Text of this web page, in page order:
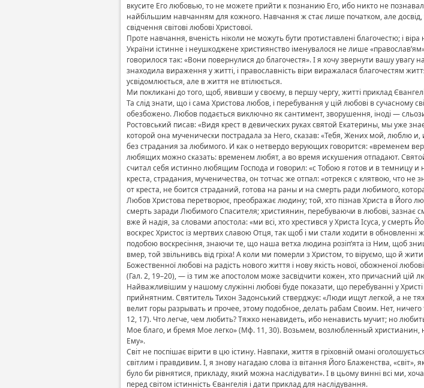
вкусите Его любовью, то не можете прийти к познанию Его, ибо никто не познавал
найбільшим навчанням для кожного. Навчання ж стає лише початком, але
свідчення світові любові Христової.
Проте навчання, вченість ніколи не можуть бути протиставлені благочестю; і віра
України істинне і неушкоджене християнство іменувалося не лише
говорилося так: «Вони повернулися до благочестя». І я хочу звернути вашу
знаходила вираження у житті, і православність віри виражалася благочестям
усвідомлюється, але в життя не втілюється.
Ми покликані до того, щоб, явивши у своєму, в першу чергу, житті приклад
Та слід знати, що і сама Христова любов, і перебування у цій любові в сучасному
обезбожено. Любов подається виключно як сантимент, зворушення, іноді —
Ростовський писав: «Видя крест в девических руках святой Екатерины, мы уже
которой она мученически пострадала за Него, сказав: «Тебя, Жених мой, люблю
без страдания за любимого. И как о нетвердо верующих говорится: «временем
любящих можно сказать: временем любят, а во время искушения отпадают.
считал себя истинно любящим Господа и говорил: «с Тобою я готов и в темницу
креста, страдания, мученичества, он тотчас же отпал: «отрекся с клятвою, что
от креста, не боится страданий, готова на раны и на смерть ради любимого,
Любов Христова перетворює, преображає людину; той, хто пізнав Христа в Його
смерть заради Любимого Спасителя; християнин, перебуваючи в любові, зазнає
вже й надія, за словами апостола: «ми всі, хто хрестився у Христа Ісуса, у
воскрес Христос із мертвих славою Отця, так щоб і ми стали ходити в обновленні
подобою воскресіння, знаючи те, що наша ветха людина розіп’ята із Ним, щоб
вмер, той звільнивсь від гріха! А коли ми померли з Христом, то віруємо, що й
Божественної любові на радість нового життя і нову якість нової, обожненої
(Гал. 2, 19–20), — із тим же апостолом може засвідчити кожен, хто причасний цій
Найважливішим у нашому служінні любові буде показати, що перебуванні у
прийнятним. Святитель Тихон Задонський стверджує: «Люди ищут легкой, а не
велит горы разрывать и прочее, этому подобное, делать рабам Своим. Нет,
12, 17). Что легче, чем любить? Тяжко ненавидеть, ибо ненависть мучит; но
Мое благо, и бремя Мое легко» (Мф. 11, 30). Возьмем, возлюбленный христианин,
Ему».
Світ не поспішає вірити в цю істину. Навпаки, життя в гріховній омані
світлим і правдивим. І, я знову нагадаю слова із вітання Його Блаженства,
було би рівнятися, прикладу, який можна наслідувати». І в цьому винні всі ми,
перед світом істинність Євангелія і дати приклад для наслідування.